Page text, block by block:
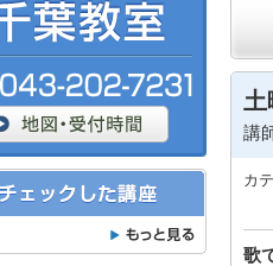
土
講
カ
歌